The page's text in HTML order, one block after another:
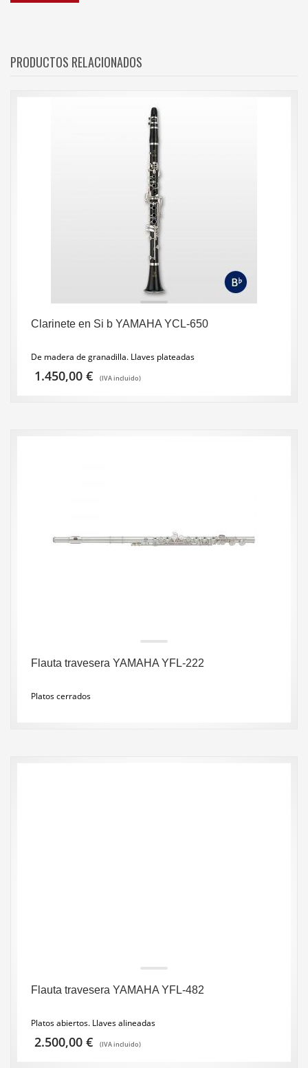
PRODUCTOS RELACIONADOS
Clarinete en Si b YAMAHA YCL-650
De madera de granadilla. Llaves plateadas
1.450,00 € (IVA incluido)
Flauta travesera YAMAHA YFL-222
Platos cerrados
Flauta travesera YAMAHA YFL-482
Platos abiertos. Llaves alineadas
2.500,00 € (IVA incluido)